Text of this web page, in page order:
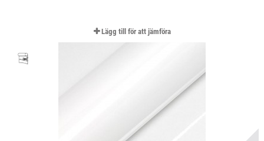
Lägg till för att jämföra